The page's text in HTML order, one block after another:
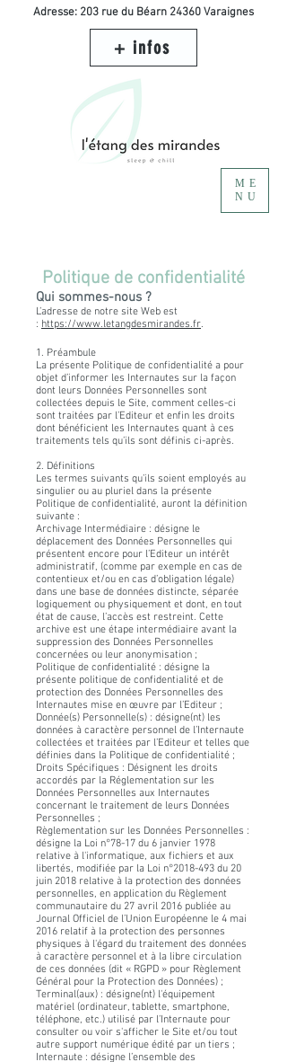
ME
NU
Adresse: 203 rue du Béarn 24360 Varaignes
+ infos
Politique de confidentialité
Qui sommes-nous ?
L’adresse de notre site Web est
: https://www.letangdesmirandes.fr.
1. Préambule
La présente Politique de confidentialité a pour
objet d’informer les Internautes sur la façon
dont leurs Données Personnelles sont
collectées depuis le Site, comment celles-ci
sont traitées par l’Editeur et enfin les droits
dont bénéficient les Internautes quant à ces
traitements tels qu’ils sont définis ci-après.
2. Définitions
Les termes suivants qu’ils soient employés au
singulier ou au pluriel dans la présente
Politique de confidentialité, auront la définition
suivante :
Archivage Intermédiaire : désigne le
déplacement des Données Personnelles qui
présentent encore pour l’Editeur un intérêt
administratif, (comme par exemple en cas de
contentieux et/ou en cas d’obligation légale)
dans une base de données distincte, séparée
logiquement ou physiquement et dont, en tout
état de cause, l’accès est restreint. Cette
archive est une étape intermédiaire avant la
suppression des Données Personnelles
concernées ou leur anonymisation ;
Politique de confidentialité : désigne la
présente politique de confidentialité et de
protection des Données Personnelles des
Internautes mise en œuvre par l’Editeur ;
Donnée(s) Personnelle(s) : désigne(nt) les
données à caractère personnel de l’Internaute
collectées et traitées par l’Editeur et telles que
définies dans la Politique de confidentialité ;
Droits Spécifiques : Désignent les droits
accordés par la Réglementation sur les
Données Personnelles aux Internautes
concernant le traitement de leurs Données
Personnelles ;
Règlementation sur les Données Personnelles :
désigne la Loi n°78-17 du 6 janvier 1978
relative à l'informatique, aux fichiers et aux
libertés, modifiée par la Loi n°2018-493 du 20
juin 2018 relative à la protection des données
personnelles, en application du Règlement
communautaire du 27 avril 2016 publiée au
Journal Officiel de l’Union Européenne le 4 mai
2016 relatif à la protection des personnes
physiques à l'égard du traitement des données
à caractère personnel et à la libre circulation
de ces données (dit « RGPD » pour Règlement
Général pour la Protection des Données) ;
Terminal(aux) : désigne(nt) l'équipement
matériel (ordinateur, tablette, smartphone,
téléphone, etc.) utilisé par l’Internaute pour
consulter ou voir s'afficher le Site et/ou tout
autre support numérique édité par un tiers ;
Internaute : désigne l’ensemble des